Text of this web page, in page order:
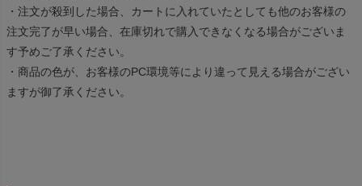
・注文が殺到した場合、カートに入れていたとしても他のお客様の
注文完了が早い場合、在庫切れで購入できなくなる場合がございま
す予めご了承ください。
・商品の色が、お客様のPC環境等により違って見える場合がござい
ますが御了承ください。